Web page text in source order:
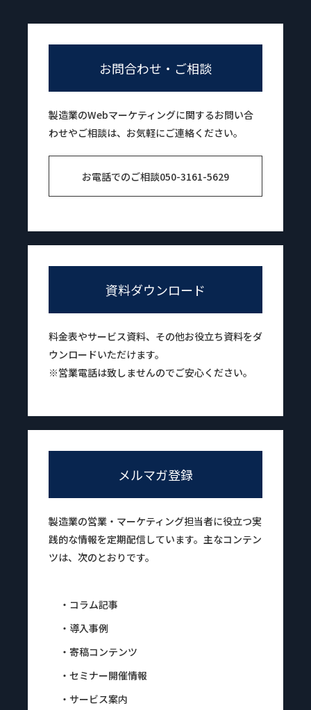
お問合わせ・ご相談
製造業のWebマーケティングに関するお問い合
わせやご相談は、お気軽にご連絡ください。
お電話でのご相談050-3161-5629
資料ダウンロード
料金表やサービス資料、その他お役立ち資料をダ
ウンロードいただけます。
※営業電話は致しませんのでご安心ください。
メルマガ登録
製造業の営業・マーケティング担当者に役立つ実
践的な情報を定期配信しています。主なコンテン
ツは、次のとおりです。
・コラム記事
・導入事例
・寄稿コンテンツ
・セミナー開催情報
・サービス案内